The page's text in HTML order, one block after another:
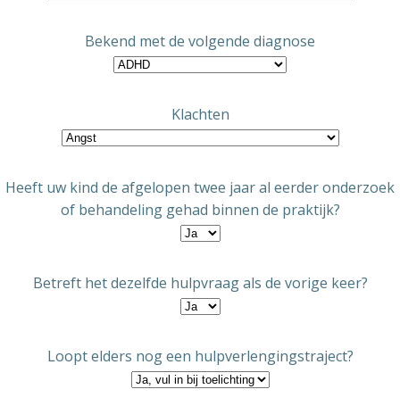
Bekend met de volgende diagnose
Klachten
Heeft uw kind de afgelopen twee jaar al eerder onderzoek
of behandeling gehad binnen de praktijk?
Betreft het dezelfde hulpvraag als de vorige keer?
Loopt elders nog een hulpverlengingstraject?